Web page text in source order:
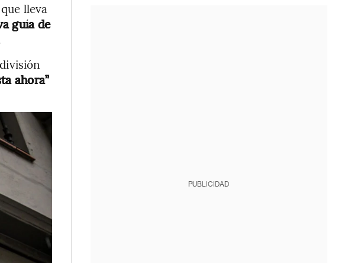
lleva
guía de
ahora”
PUBLICIDAD